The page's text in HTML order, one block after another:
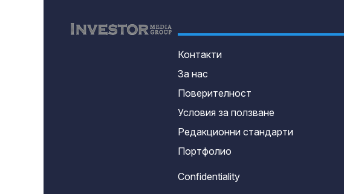
Контакти
За нас
Поверителност
Условия за ползване
Редакционни стандарти
Портфолио
Confidentiality